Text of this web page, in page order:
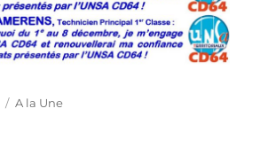
Catégories
A la Une